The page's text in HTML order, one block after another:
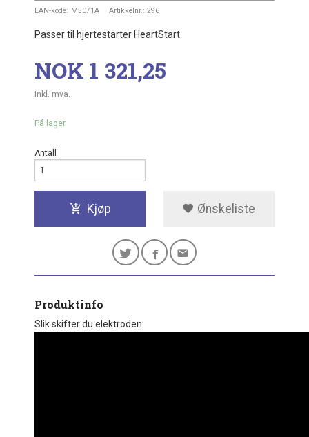
EAN-kode: M5071A Artikkelnr.: 296
Passer til hjertestarter HeartStart
Pris
NOK 1 321,25
inkl. mva.
På lager
Antall
Kjøp Ønskeliste
Produktinfo
Slik skifter du elektroden: